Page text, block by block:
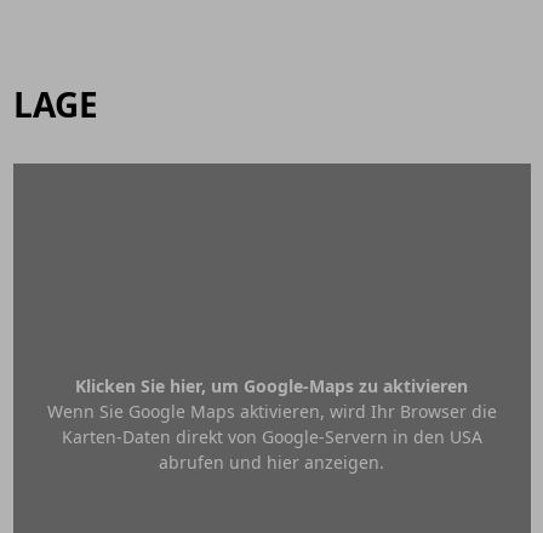
LAGE
Klicken Sie hier, um Google-Maps zu aktivieren
Wenn Sie Google Maps aktivieren, wird Ihr Browser die
Karten-Daten direkt von Google-Servern in den USA
abrufen und hier anzeigen.